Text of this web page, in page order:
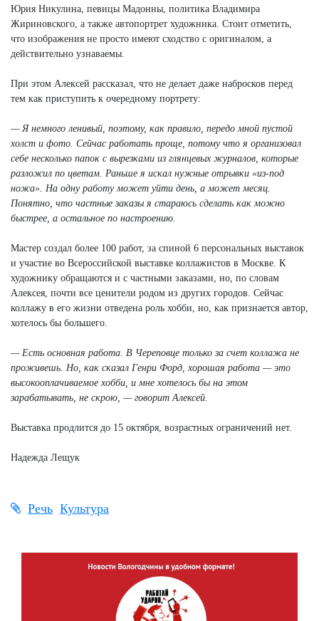
Юрия Никулина, певицы Мадонны, политика Владимира
Жириновского, а также автопортрет художника. Стоит отметить,
что изображения не просто имеют сходство с оригиналом, а
действительно узнаваемы.
При этом Алексей рассказал, что не делает даже набросков перед
тем как приступить к очередному портрету:
— Я немного ленивый, поэтому, как правило, передо мной пустой
холст и фото. Сейчас работать проще, потому что я организовал
себе несколько папок с вырезками из глянцевых журналов, которые
разложил по цветам. Раньше я искал нужные отрывки «из-под
ножа». На одну работу может уйти день, а может месяц.
Понятно, что частные заказы я стараюсь сделать как можно
быстрее, а остальное по настроению.
Мастер создал более 100 работ, за спиной 6 персональных выставок
и участие во Всероссийской выставке коллажистов в Москве. К
художнику обращаются и с частными заказами, но, по словам
Алексея, почти все ценители родом из других городов. Сейчас
коллажу в его жизни отведена роль хобби, но, как признается автор,
хотелось бы большего.
— Есть основная работа. В Череповце только за счет коллажа не
проживешь. Но, как сказал Генри Форд, хорошая работа — это
высокооплачиваемое хобби, и мне хотелось бы на этом
зарабатывать, не скрою, — говорит Алексей.
Выставка продлится до 15 октября, возрастных ограничений нет.
Надежда Лещук
Речь Культура